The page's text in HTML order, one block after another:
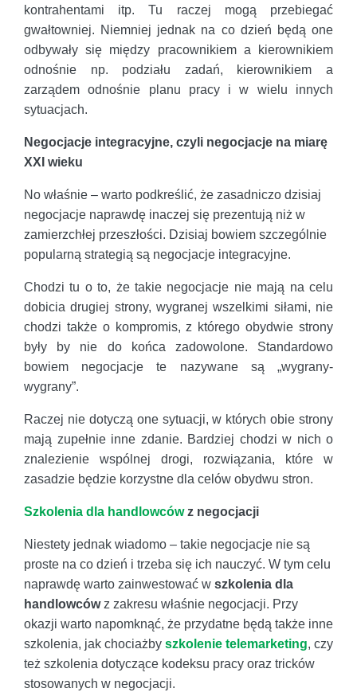
kontrahentami itp. Tu raczej mogą przebiegać
gwałtowniej. Niemniej jednak na co dzień będą one
odbywały się między pracownikiem a kierownikiem
odnośnie np. podziału zadań, kierownikiem a
zarządem odnośnie planu pracy i w wielu innych
sytuacjach.
Negocjacje integracyjne, czyli negocjacje na miarę
XXI wieku
No właśnie – warto podkreślić, że zasadniczo dzisiaj
negocjacje naprawdę inaczej się prezentują niż w
zamierzchłej przeszłości. Dzisiaj bowiem szczególnie
popularną strategią są negocjacje integracyjne.
Chodzi tu o to, że takie negocjacje nie mają na celu
dobicia drugiej strony, wygranej wszelkimi siłami, nie
chodzi także o kompromis, z którego obydwie strony
były by nie do końca zadowolone. Standardowo
bowiem negocjacje te nazywane są „wygrany-
wygrany”.
Raczej nie dotyczą one sytuacji, w których obie strony
mają zupełnie inne zdanie. Bardziej chodzi w nich o
znalezienie wspólnej drogi, rozwiązania, które w
zasadzie będzie korzystne dla celów obydwu stron.
Szkolenia dla handlowcówz negocjacji
Niestety jednak wiadomo – takie negocjacje nie są
proste na co dzień i trzeba się ich nauczyć. W tym celu
naprawdę warto zainwestować w szkolenia dla
handlowcówz zakresu właśnie negocjacji. Przy
okazji warto napomknąć, że przydatne będą także inne
szkolenia, jak chociażby szkolenie telemarketing, czy
też szkolenia dotyczące kodeksu pracy oraz tricków
stosowanych w negocjacji.